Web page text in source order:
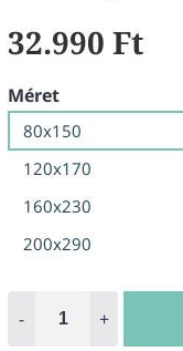
32.990 Ft
Méret
80x150
120x170
160x230
200x290
- +